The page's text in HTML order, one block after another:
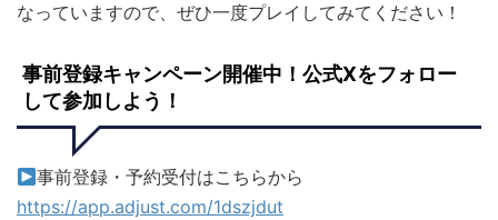
なっていますので、ぜひ一度プレイしてみてください！
事前登録キャンペーン開催中！公式Xをフォロー
して参加しよう！
事前登録・予約受付はこちらから
https://app.adjust.com/1dszjdut